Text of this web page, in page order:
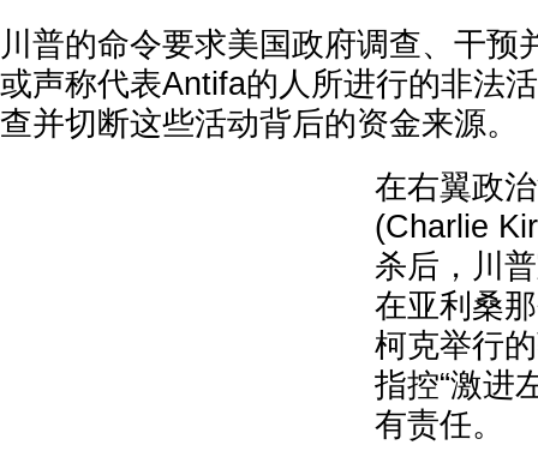
川普的命令要求美国政府调查、干预
或声称代表Antifa的人所进行的非法
查并切断这些活动背后的资金来源。
在右翼政
(Charlie
杀后，川
在亚利桑
柯克举行
指控“激进
有责任。